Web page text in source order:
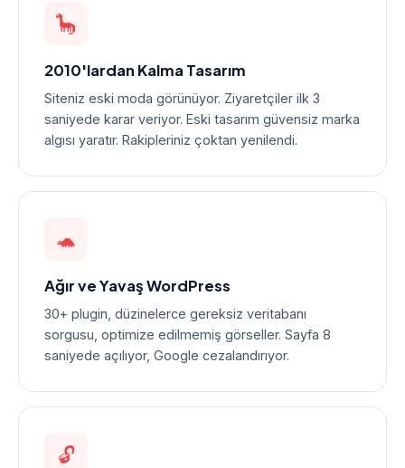
🦕
2010'lardan Kalma Tasarım
Siteniz eski moda görünüyor. Ziyaretçiler ilk 3
saniyede karar veriyor. Eski tasarım güvensiz marka
algısı yaratır. Rakipleriniz çoktan yenilendi.
🐢
Ağır ve Yavaş WordPress
30+ plugin, düzinelerce gereksiz veritabanı
sorgusu, optimize edilmemiş görseller. Sayfa 8
saniyede açılıyor, Google cezalandırıyor.
🔓